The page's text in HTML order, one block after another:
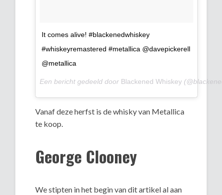
It comes alive! #blackenedwhiskey
#whiskeyremastered #metallica @davepickerell
@metallica
Een bericht gedeeld door Blackened Whiskey
Vanaf deze herfst is de whisky van Metallica
te koop.
George Clooney
We stipten in het begin van dit artikel al aan